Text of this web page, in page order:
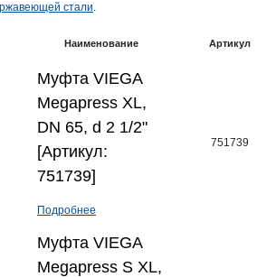
стали.
Наименование Артикул
Муфта VIEGA
Megapress XL,
DN 65, d 2 1/2"
[Артикул:
751739]
Подробнее
751739
Муфта VIEGA
Megapress S XL,